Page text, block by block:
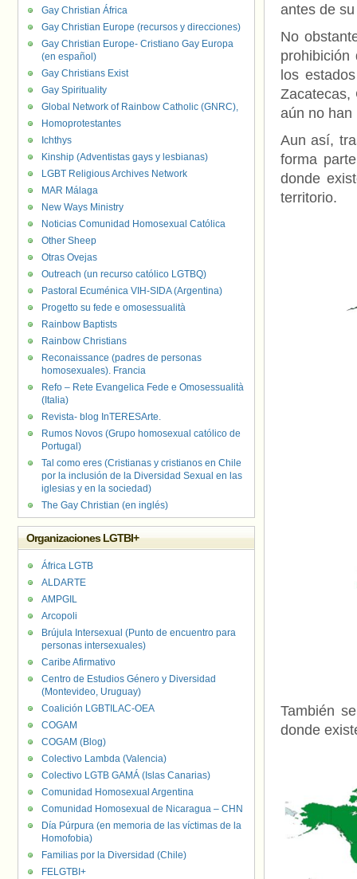
antes de
No
los
Zacatecas,
aún no han
Aun así,
forma
donde
territorio.
También
donde
Gay Christian África
Gay Christian Europe (recursos y direcciones)
Gay Christian Europe- Cristiano Gay Europa
(en español)
Gay Christians Exist
Gay Spirituality
Global Network of Rainbow Catholic (GNRC),
Homoprotestantes
Ichthys
Kinship (Adventistas gays y lesbianas)
LGBT Religious Archives Network
MAR Málaga
New Ways Ministry
Noticias Comunidad Homosexual Católica
Other Sheep
Otras Ovejas
Outreach (un recurso católico LGTBQ)
Pastoral Ecuménica VIH-SIDA (Argentina)
Progetto su fede e omosessualità
Rainbow Baptists
Rainbow Christians
Reconaissance (padres de personas
homosexuales). Francia
Refo – Rete Evangelica Fede e Omosessualità
(Italia)
Revista- blog InTERESArte.
Rumos Novos (Grupo homosexual católico de
Portugal)
Tal como eres (Cristianas y cristianos en Chile
por la inclusión de la Diversidad Sexual en las
iglesias y en la sociedad)
The Gay Christian (en inglés)
Organizaciones LGTBI+
África LGTB
ALDARTE
AMPGIL
Arcopoli
Brújula Intersexual (Punto de encuentro para
personas intersexuales)
Caribe Afirmativo
Centro de Estudios Género y Diversidad
(Montevideo, Uruguay)
Coalición LGBTILAC-OEA
COGAM
COGAM (Blog)
Colectivo Lambda (Valencia)
Colectivo LGTB GAMÁ (Islas Canarias)
Comunidad Homosexual Argentina
Comunidad Homosexual de Nicaragua – CHN
Día Púrpura (en memoria de las víctimas de la
Homofobia)
Familias por la Diversidad (Chile)
FELGTBI+